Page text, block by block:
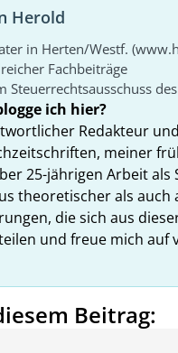
Herold
in Herten/Westf.
Fachbeiträge
Steuerrechtsausschuss
ich hier?
Redakteur
meiner
25-jährigen Arbeit
theoretischer als auch
die sich aus
und freue mich auf
Beitrag: